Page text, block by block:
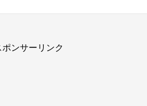
ポンサーリンク